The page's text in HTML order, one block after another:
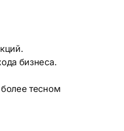
бизнеса.
тесном